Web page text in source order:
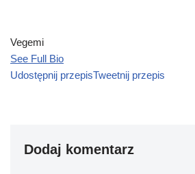
Vegemi
See Full Bio
Udostępnij przepisTweetnij przepis
Dodaj komentarz